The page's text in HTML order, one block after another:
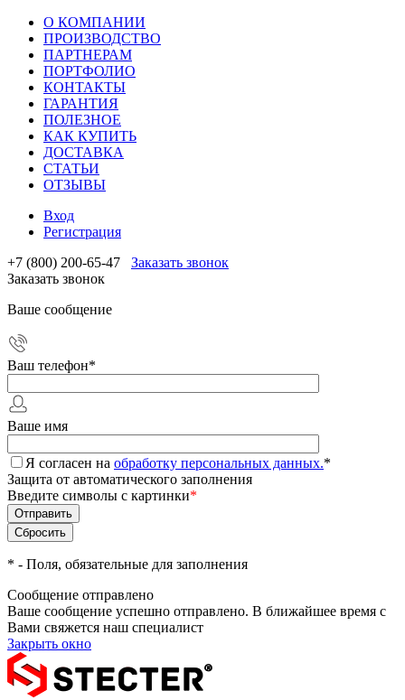
О КОМПАНИИ
ПРОИЗВОДСТВО
ПАРТНЕРАМ
ПОРТФОЛИО
КОНТАКТЫ
ГАРАНТИЯ
ПОЛЕЗНОЕ
КАК КУПИТЬ
ДОСТАВКА
СТАТЬИ
ОТЗЫВЫ
Вход
Регистрация
+7 (800) 200-65-47
Заказать звонок
Заказать звонок
Ваше сообщение
Ваш телефон*
Ваше имя
Я согласен на обработку персональных данных.*
Защита от автоматического заполнения
Введите символы с картинки*
* - Поля, обязательные для заполнения
Сообщение отправлено
Ваше сообщение успешно отправлено. В ближайшее время с
Вами свяжется наш специалист
Закрыть окно